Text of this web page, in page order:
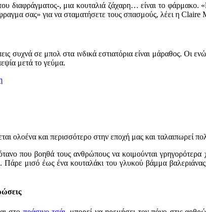
διαφράγματος-, μια κουταλιά ζάχαρη… είναι το
σας» για να σταματήσετε τους σπασμούς, λέει η
συχνά σε μπολ στα ινδικά εστιατόρια είναι μάραθος.
μετά το γεύμα.
ολοένα και περισσότερο στην εποχή μας και ταλαιπωρεί
που βοηθά τους ανθρώπους να κοιμούνται
μισό έως ένα κουταλάκι του γλυκού βάμμα